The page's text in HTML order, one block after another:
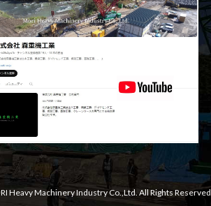
Heavy Machinery Industry Co.,Ltd. All Rights Reserved.